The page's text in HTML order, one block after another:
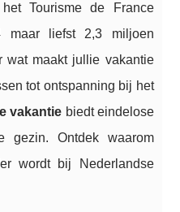
Tourisme de France
maar liefst 2,3 miljoen
wat maakt jullie vakantie
tot ontspanning bij het
vakantie biedt eindelose
gezin. Ontdek waarom
wordt bij Nederlandse